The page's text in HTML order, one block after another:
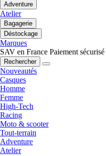
Adventure
Atelier
Bagagerie
Déstockage
Marques
SAV en France Paiement sécurisé
Rechercher
Nouveautés
Casques
Homme
Femme
High-Tech
Racing
Moto & scooter
Tout-terrain
Adventure
Atelier